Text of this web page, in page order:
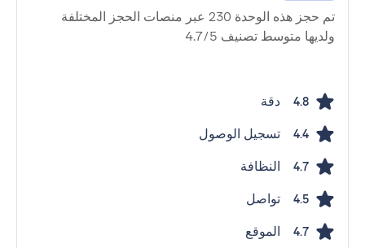
تم حجز هذه الوحدة 230 عبر منصات الحجز المختلفة
ولديها متوسط ​​تصنيف 4.7/5
4.8 دقة
4.4 تسجيل الوصول
4.7 النظافة
4.5 تواصل
4.7 الموقع